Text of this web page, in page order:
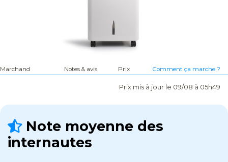
Marchand Notes & avis Prix Comment ça marche ?
Prix mis à jour le 09/08 à 05h49
Note moyenne des
internautes